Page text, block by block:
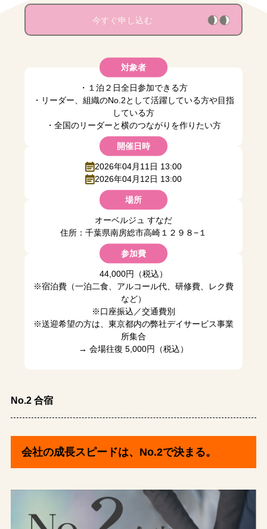
今すぐ申し込む
対象者
・１泊２日全日参加できる方
・リーダー、組織のNo.2として活躍している方や目指
している方
・全国のリーダーと横のつながりを作りたい方
開催日時
2026年04月11日 13:00
2026年04月12日 13:00
場所
オーベルジュ すなだ
住所：千葉県南房総市高崎１２９８−１
参加費
44,000円（税込）
※宿泊費（一泊二食、アルコール代、研修費、レク費
など）
※口座振込／交通費別
※送迎希望の方は、東京都内の弊社デイサービス事業
所集合
→ 会場往復 5,000円（税込）
No.2 合宿
会社の成長スピードは、No.2で決まる。